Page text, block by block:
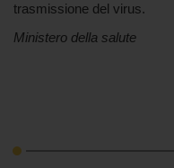
trasmissione del virus.
Ministero della salute